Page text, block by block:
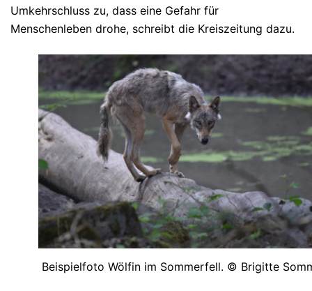
Umkehrschluss zu, dass eine Gefahr für
Menschenleben drohe, schreibt die Kreiszeitung dazu.
Beispielfoto Wölfin im Sommerfell. © Brigitte